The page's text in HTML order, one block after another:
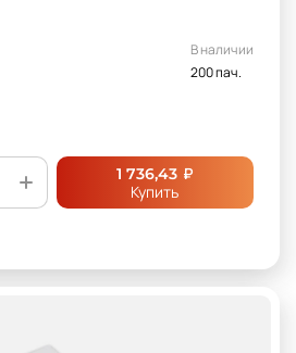
В наличии
200 пач.
1 736,43 ₽
Купить